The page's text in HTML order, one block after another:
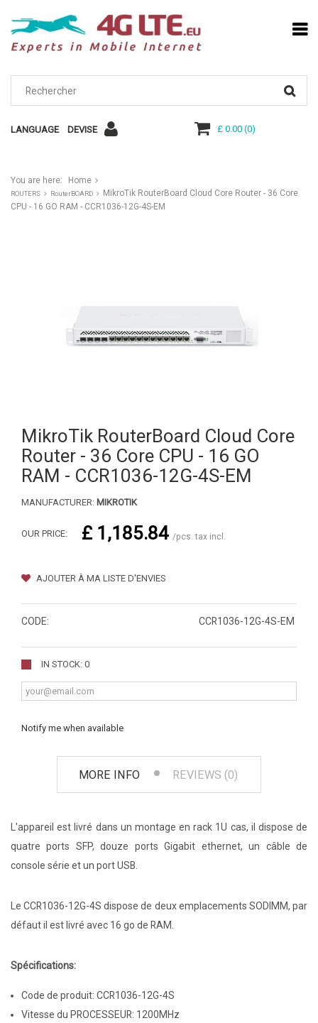
LANGUAGE DEVISE £ 0.00(0)
You are here: Home
ROUTERS RouterBOARD
MikroTik RouterBoard Cloud Core Router - 36 Core
CPU - 16 GO RAM - CCR1036-12G-4S-EM
MikroTik RouterBoard Cloud Core
Router - 36 Core CPU - 16 GO
RAM - CCR1036-12G-4S-EM
MANUFACTURER: MIKROTIK
OUR PRICE: £ 1,185.84 /pcs. tax incl.
AJOUTER À MA LISTE D'ENVIES
CODE: CCR1036-12G-4S-EM
IN STOCK: 0
Notify me when available
MORE INFO REVIEWS (0)
L'appareil est livré dans un montage en rack 1U cas, il dispose de
quatre ports SFP, douze ports Gigabit ethernet, un câble de
console série et un port USB.
Le CCR1036-12G-4S dispose de deux emplacements SODIMM, par
défaut il est livré avec 16 go de RAM.
Spécifications:
Code de produit: CCR1036-12G-4S
Vitesse du PROCESSEUR: 1200MHz